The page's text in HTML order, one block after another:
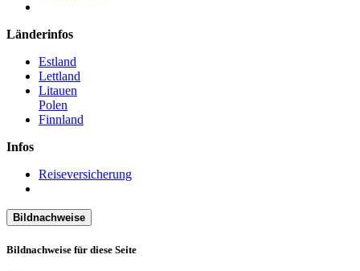
Länderinfos
Estland
Lettland
Litauen
Polen
Finnland
Infos
Reiseversicherung
Bildnachweise
Bildnachweise für diese Seite